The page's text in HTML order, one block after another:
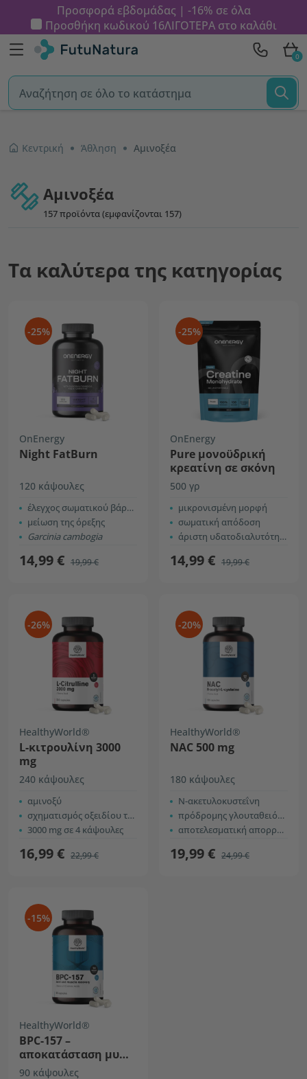
Προσφορά εβδομάδας | -16% σε όλα
Προσθήκη κωδικού 16ΛΙΓΟΤΕΡΑστο καλάθι
0
Κεντρική Άθληση Αμινοξέα
Αμινοξέα
157 προϊόντα (εμφανίζονται 157)
Τα καλύτερα της κατηγορίας
-25%
OnEnergy
Night FatBurn
120 κάψουλες
έλεγχος σωματικού βάρους
μείωση της όρεξης
Garcinia cambogia
14,99 € 19,99 €
-25%
OnEnergy
Pure μονοϋδρική
κρεατίνη σε σκόνη
500 γρ
μικρονισμένη μορφή
σωματική απόδοση
άριστη υδατοδιαλυτότητα
14,99 € 19,99 €
-26%
HealthyWorld®
L-κιτρουλίνη 3000
mg
240 κάψουλες
αμινοξύ
σχηματισμός οξειδίου του αζώτου
3000 mg σε 4 κάψουλες
16,99 € 22,99 €
-20%
HealthyWorld®
NAC 500 mg
180 κάψουλες
Ν-ακετυλοκυστεΐνη
πρόδρομης γλουταθειόνης
αποτελεσματική απορρόφηση
19,99 € 24,99 €
-15%
HealthyWorld®
BPC-157 –
αποκατάσταση μυών
και αρθρώσεων
90 κάψουλες